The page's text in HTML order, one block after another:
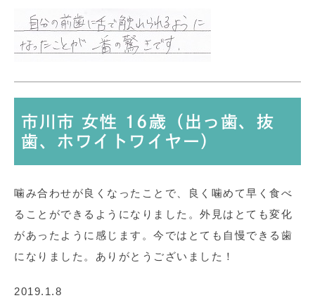
市川市 女性 16歳（出っ歯、抜
歯、ホワイトワイヤー）
噛み合わせが良くなったことで、良く噛めて早く食べ
ることができるようになりました。外見はとても変化
があったように感じます。今ではとても自慢できる歯
になりました。ありがとうございました！
2019.1.8